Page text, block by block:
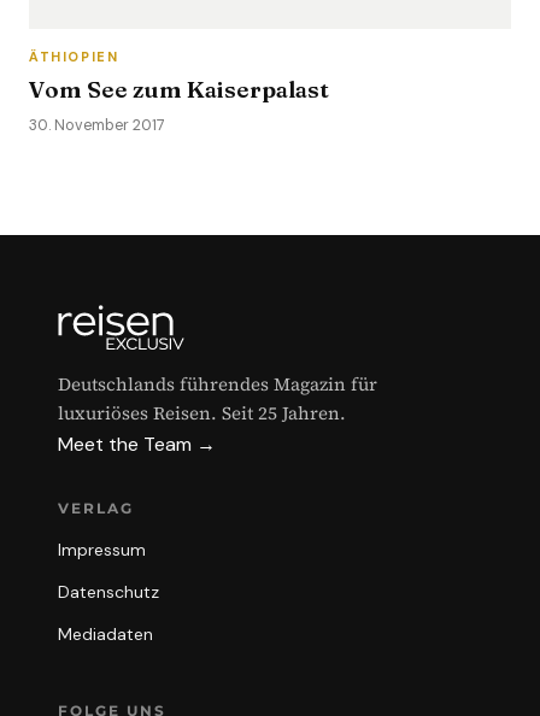
ÄTHIOPIEN
Vom See zum Kaiserpalast
30. November 2017
Deutschlands führendes Magazin für
luxuriöses Reisen. Seit 25 Jahren.
Meet the Team →
VERLAG
Impressum
Datenschutz
Mediadaten
FOLGE UNS